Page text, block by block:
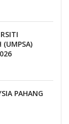
(UMPSA)
PAHANG